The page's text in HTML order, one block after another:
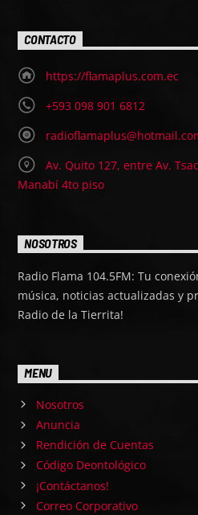
CONTACTO
https://flamaplus.com.ec
+593 098 901 6812
Av. Quito 127, entre Av.
Manabí 4to piso
NOSOTROS
Radio Flama 104.5FM: Tu
música, noticias actualizadas y
Radio de la Tierrita!
MENU
Nosotros
Anuncia
Rendición de Cuentas
Código Deontológico
¡Contáctanos!
Correo Corporativo